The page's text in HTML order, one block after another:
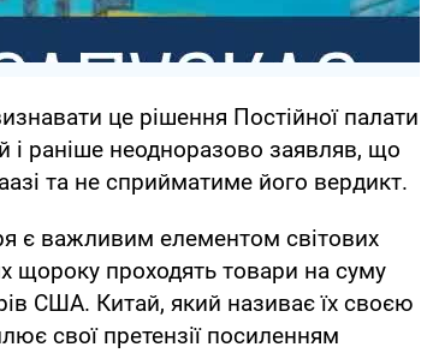
це рішення Постійної палати
і раніше неодноразово заявляв, що
та не сприйматиме його вердикт.
є важливим елементом світових
щороку проходять товари на суму
США. Китай, який називає їх своєю
свої претензії посиленням